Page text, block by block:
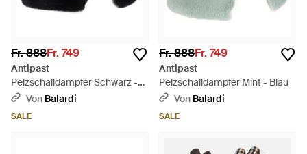
Fr. 888Fr. 749
Antipast
Pelzschalldämpfer Schwarz -
Mehrfarbig
Von Balardi
SALE
Fr. 888Fr. 749
Antipast
Pelzschalldämpfer Mint - Blau
Von Balardi
SALE